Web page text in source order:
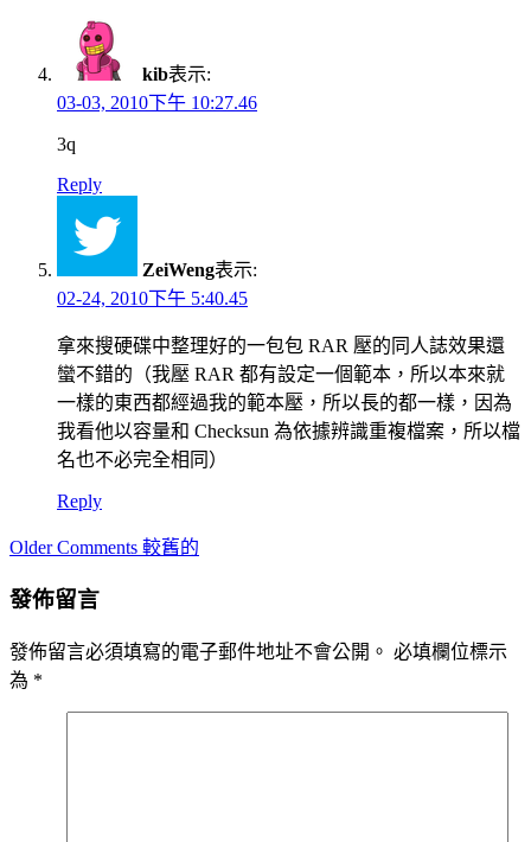
kib表示:
03-03, 2010下午 10:27.46
3q
Reply
ZeiWeng表示:
02-24, 2010下午 5:40.45
拿來搜硬碟中整理好的一包包 RAR 壓的同人誌效果還
蠻不錯的（我壓 RAR 都有設定一個範本，所以本來就
一樣的東西都經過我的範本壓，所以長的都一樣，因為
我看他以容量和 Checksun 為依據辨識重複檔案，所以檔
名也不必完全相同）
Reply
Comment
Older Comments 較舊的
發佈留言
發佈留言必須填寫的電子郵件地址不會公開。 必填欄位標示
為 *